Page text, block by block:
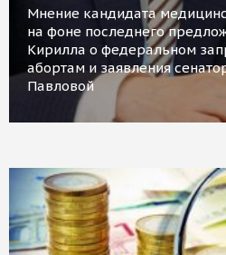
Мнение кандидата
на фоне последнего
Кирилла о федеральном
абортам и заявления
Павловой